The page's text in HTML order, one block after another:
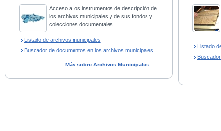
Acceso a los instrumentos de descripción de
los archivos municipales y de sus fondos y
colecciones documentales.
Listado de archivos municipales
Buscador de documentos en los archivos municipales
Más sobre Archivos Municipales
Listado